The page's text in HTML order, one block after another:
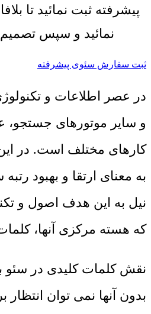
پیشرفته ثبت نمائید تا
نمائید و سپس تصمیم
ثبت سفارش سئوی پیشرفته
در عصر اطلاعات و
و سایر موتورهای
کارهای مختلف است. در
به معنای ارتقا و بهبود
نیل به این هدف اصول و
که هسته مرکزی آنها،
نقش کلمات کلیدی در
بدون آنها نمی توان